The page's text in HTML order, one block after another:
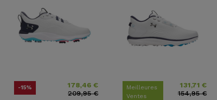
-15% 178,46 €
Prix ​​habituel
209,95 €
Meilleures
Ventes
Prix131,71 €
Prix ​​habituel
154,95 €